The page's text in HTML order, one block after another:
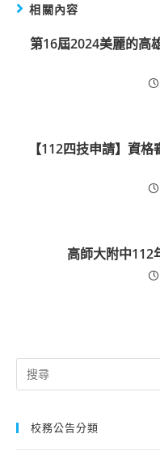
相關內容
第16屆2024美麗的高
【112四技申請】資
高師大附中112
Search
for:
校務公告分類